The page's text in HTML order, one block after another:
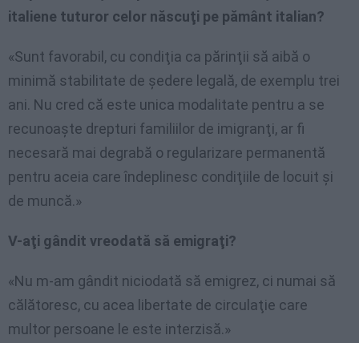
italiene tuturor celor născuţi pe pământ italian?
«Sunt favorabil, cu condiţia ca părinţii să aibă o
minimă stabilitate de şedere legală, de exemplu trei
ani. Nu cred că este unica modalitate pentru a se
recunoaşte drepturi familiilor de imigranţi, ar fi
necesară mai degrabă o regularizare permanentă
pentru aceia care îndeplinesc condiţiile de locuit şi
de muncă.»
V-aţi gândit vreodată să emigraţi?
«Nu m-am gândit niciodată să emigrez, ci numai să
călătoresc, cu acea libertate de circulaţie care
multor persoane le este interzisă.»